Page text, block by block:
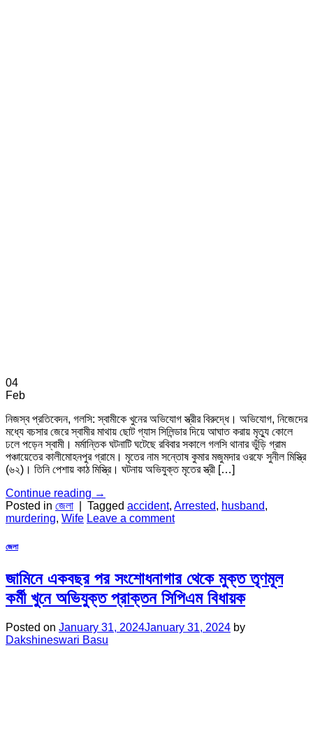
04
Feb
নিজস্ব প্রতিবেদন, গলসি: স্বামীকে খুনের অভিযোগ স্ত্রীর বিরুদ্ধে। অভিযোগ, নিজেদের
মধ্যে বচসার জেরে স্বামীর মাথায় ছোট গ্যাস সিলিন্ডার দিয়ে আঘাত করায় মৃত্যু কোলে
ঢলে পড়েন স্বামী। মর্মান্তিক ঘটনাটি ঘটেছে রবিবার সকালে গলসি থানার ভুঁড়ি গ্রাম
পঞ্চায়েতের কালীমোহনপুর গ্রামে। মৃতের নাম সন্তোষ কুমার মজুমদার ওরফে সুনীল মিস্ত্রি
(৬২)। তিনি পেশায় কাঠ মিস্ত্রি। ঘটনায় অভিযুক্ত মৃতের স্ত্রী […]
Continue reading →
Posted in জেলা Tagged accident, Arrested, husband,
murdering, Wife Leave a comment
জেলা
জামিনে একবছর পর সংশোধনাগার থেকে মুক্ত তৃণমূল
কর্মী খুনে অভিযুক্ত প্রাক্তন সিপিএম বিধায়ক
Posted on January 31, 2024January 31, 2024 by
Dakshineswari Basu